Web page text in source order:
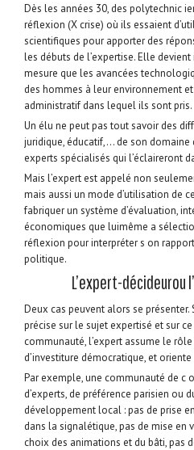
Dès les années 30, des polytechnic
réflexion (X crise) où ils essaient
scientifiques pour apporter des
les débuts de l’expertise. Elle
mesure que les avancées
des hommes à leur environnement
administratif dans lequel ils sont pris.
Un élu ne peut pas tout savoir des
juridique, éducatif,… de son domaine
experts spécialisés qui l’éclaireront
Mais l’expert est appelé non
mais aussi un mode d’utilisation de
fabriquer un système d’évaluation,
économiques que luimême a
réflexion pour interpréter s on
politique.
L’expert-décideurou
Deux cas peuvent alors se présenter.
précise sur le sujet expertisé et sur
communauté, l’expert assume le rôle
d’investiture démocratique, et
Par exemple, une communauté de c
d’experts, de préférence parisien ou
développement local : pas de prise
dans la signalétique, pas de mise en
choix des animations et du bâti, pas